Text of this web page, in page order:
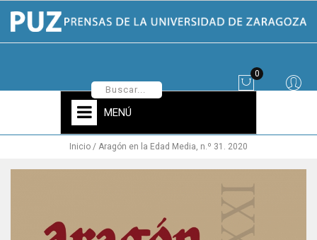
0
MENÚ
Inicio Aragón en la Edad Media, n.º 31. 2020